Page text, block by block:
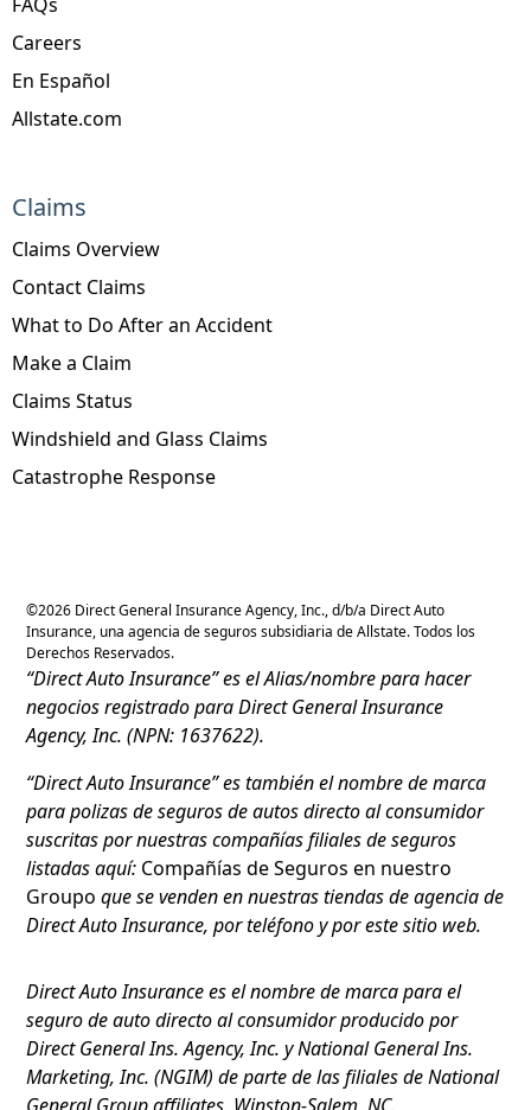
Careers
En Español
Allstate.com
Claims
Claims Overview
Contact Claims
What to Do After an Accident
Make a Claim
Claims Status
Windshield and Glass Claims
Catastrophe Response
©2026 Direct General Insurance Agency, Inc., d/b/a Direct Auto
Insurance, una agencia de seguros subsidiaria de Allstate. Todos los
Derechos Reservados.
“Direct Auto Insurance” es el Alias/nombre para hacer
negocios registrado para Direct General Insurance
Agency, Inc. (NPN: 1637622).
“Direct Auto Insurance” es también el nombre de marca
para polizas de seguros de autos directo al consumidor
suscritas por nuestras compañías filiales de seguros
listadas aquí: Compañías de Seguros en nuestro
Groupo que se venden en nuestras tiendas de agencia de
Direct Auto Insurance, por teléfono y por este sitio web.
Direct Auto Insurance es el nombre de marca para el
seguro de auto directo al consumidor producido por
Direct General Ins. Agency, Inc. y National General Ins.
Marketing, Inc. (NGIM) de parte de las filiales de National